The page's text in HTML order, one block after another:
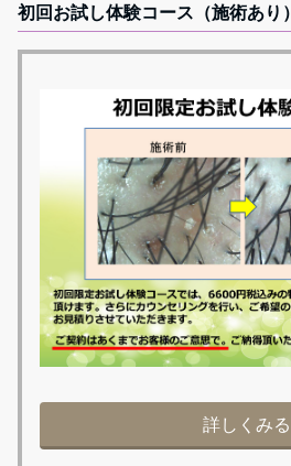
初回お試し体験コース（施術あり）
詳しくみる